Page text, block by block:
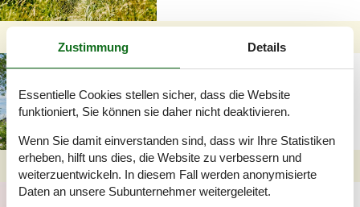
Ferienhaus in Kramnitse
mit Dünenglück
Ferienhaus in Rödby:
Zustimmung Details
Essentielle Cookies stellen sicher, dass die Website
funktioniert, Sie können sie daher nicht deaktivieren.
Wenn Sie damit einverstanden sind, dass wir Ihre Statistiken
erheben, hilft uns dies, die Website zu verbessern und
weiterzuentwickeln. In diesem Fall werden anonymisierte
Daten an unsere Subunternehmer weitergeleitet.